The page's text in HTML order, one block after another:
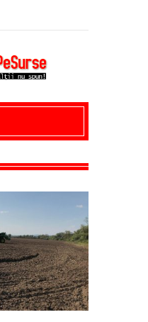
– actualitate giurgiu,
stiri politice, social
giurgiu, dezvaluiri,